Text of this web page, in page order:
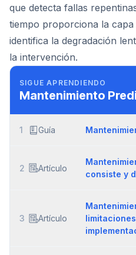
que detecta fallas
tiempo proporciona la
identifica la degradación
la intervención.
SIGUE APRENDIENDO
Mantenimiento
1 Guía
2 Artículo
consiste y
3 Artículo